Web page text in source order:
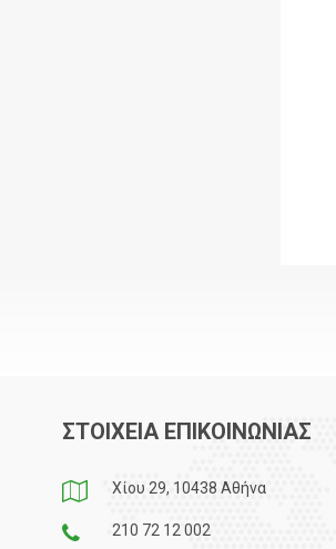
ΣΤΟΙΧΕΙΑ ΕΠΙΚΟΙΝΩΝΙΑΣ
Χίου 29, 10438 Αθήνα
210 72 12 002